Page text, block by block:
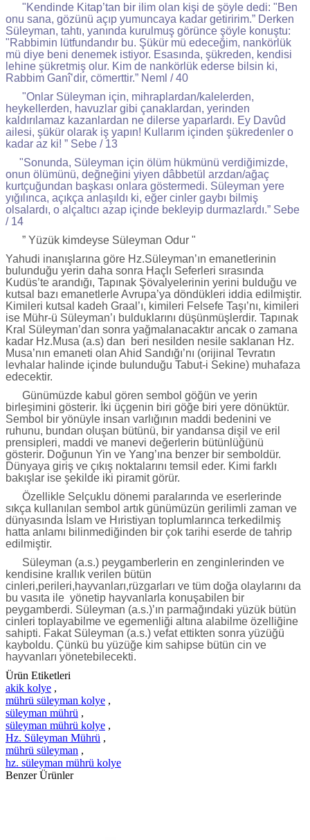
"Kendinde Kitap’tan bir ilim olan kişi de şöyle dedi: "Ben
onu sana, gözünü açıp yumuncaya kadar getiririm.” Derken
Süleyman, tahtı, yanında kurulmuş görünce şöyle konuştu:
"Rabbimin lütfundandır bu. Şükür mü edeceğim, nankörlük
mü diye beni denemek istiyor. Esasında, şükreden, kendisi
lehine şükretmiş olur. Kim de nankörlük ederse bilsin ki,
Rabbim Ganî’dir, cömerttir.” Neml / 40
"Onlar Süleyman için, mihraplardan/kalelerden,
heykellerden, havuzlar gibi çanaklardan, yerinden
kaldırılamaz kazanlardan ne dilerse yaparlardı. Ey Davûd
ailesi, şükür olarak iş yapın! Kullarım içinden şükredenler o
kadar az ki! ” Sebe / 13
"Sonunda, Süleyman için ölüm hükmünü verdiğimizde,
onun ölümünü, değneğini yiyen dâbbetül arzdan/ağaç
kurtçuğundan başkası onlara göstermedi. Süleyman yere
yığılınca, açıkça anlaşıldı ki, eğer cinler gaybı bilmiş
olsalardı, o alçaltıcı azap içinde bekleyip durmazlardı.” Sebe
/ 14
” Yüzük kimdeyse Süleyman Odur "
Yahudi inanışlarına göre Hz.Süleyman’ın emanetlerinin
bulunduğu yerin daha sonra Haçlı Seferleri sırasında
Kudüs’te arandığı, Tapınak Şövalyelerinin yerini bulduğu ve
kutsal bazı emanetlerle Avrupa’ya döndükleri iddia edilmiştir.
Kimileri kutsal kadeh Graal’ı, kimileri Felsefe Taşı’nı, kimileri
ise Mühr-ü Süleyman’ı bulduklarını düşünmüşlerdir. Tapınak
Kral Süleyman’dan sonra yağmalanacaktır ancak o zamana
kadar Hz.Musa (a.s) dan beri nesilden nesile saklanan Hz.
Musa’nın emaneti olan Ahid Sandığı’nı (orijinal Tevratın
levhalar halinde içinde bulunduğu Tabut-i Sekine) muhafaza
edecektir.
Günümüzde kabul gören sembol göğün ve yerin
birleşimini gösterir. İki üçgenin biri göğe biri yere dönüktür.
Sembol bir yönüyle insan varlığının maddi bedenini ve
ruhunu, bundan oluşan bütünü, bir yandansa dişil ve eril
prensipleri, maddi ve manevi değerlerin bütünlüğünü
gösterir. Doğunun Yin ve Yang’ına benzer bir semboldür.
Dünyaya giriş ve çıkış noktalarını temsil eder. Kimi farklı
bakışlar ise şekilde iki piramit görür.
Özellikle Selçuklu dönemi paralarında ve eserlerinde
sıkça kullanılan sembol artık günümüzün gerilimli zaman ve
dünyasında İslam ve Hıristiyan toplumlarınca terkedilmiş
hatta anlamı bilinmediğinden bir çok tarihi eserde de tahrip
edilmiştir.
Süleyman (a.s.) peygamberlerin en zenginlerinden ve
kendisine krallık verilen bütün
cinleri,perileri,hayvanları,rüzgarları ve tüm doğa olaylarını da
bu vasıta ile yönetip hayvanlarla konuşabilen bir
peygamberdi. Süleyman (a.s.)’ın parmağındaki yüzük bütün
cinleri toplayabilme ve egemenliği altına alabilme özelliğine
sahipti. Fakat Süleyman (a.s.) vefat ettikten sonra yüzüğü
kayboldu. Çünkü bu yüzüğe kim sahipse bütün cin ve
hayvanları yönetebilecekti.
Ürün Etiketleri
akik kolye ,
mührü süleyman kolye ,
süleyman mührü ,
süleyman mührü kolye ,
Hz. Süleyman Mührü ,
mührü süleyman ,
hz. süleyman mührü kolye
Benzer Ürünler